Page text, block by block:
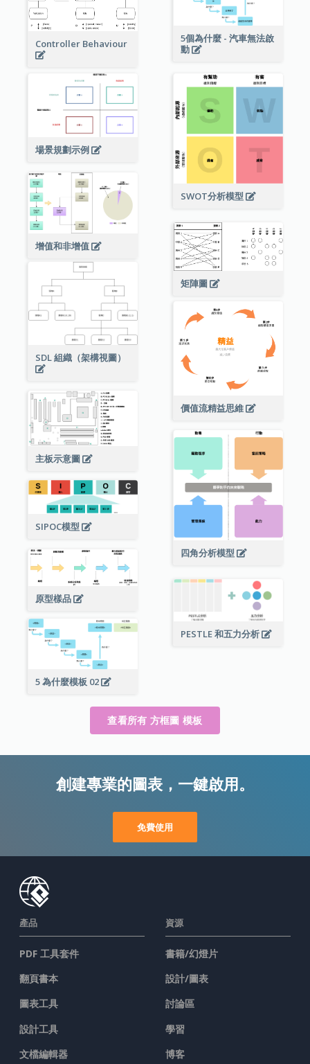
Controller Behaviour
5個為什麼 - 汽車無法啟
動
場景規劃示例
SWOT分析模型
增值和非增值
矩陣圖
SDL 組織（架構視圖）
價值流精益思維
主板示意圖
四角分析模型
SIPOC模型
原型樣品
PESTLE 和五力分析
5 為什麼模板 02
查看所有 方框圖 模板
創建專業的圖表，一鍵啟用。
免費使用
產品
PDF 工具套件
翻頁書本
圖表工具
設計工具
文檔編輯器
資源
書籍/幻燈片
設計/圖表
討論區
學習
博客